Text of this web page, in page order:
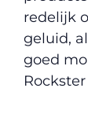
redelijk
geluid,
goed